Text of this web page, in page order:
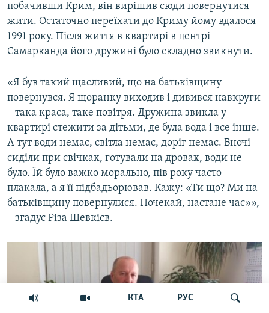
КТА РУС
побачивши Крим, він вирішив сюди повернутися
жити. Остаточно переїхати до Криму йому вдалося
1991 року. Після життя в квартирі в центрі
Самарканда його дружині було складно звикнути.
«Я був такий щасливий, що на батьківщину
повернувся. Я щоранку виходив і дивився навкруги
– така краса, таке повітря. Дружина звикла у
квартирі стежити за дітьми, де була вода і все інше.
А тут води немає, світла немає, доріг немає. Вночі
сиділи при свічках, готували на дровах, води не
було. Їй було важко морально, пів року часто
плакала, а я її підбадьорював. Кажу: «Ти що? Ми на
батьківщину повернулися. Почекай, настане час»»,
– згадує Різа Шевкієв.